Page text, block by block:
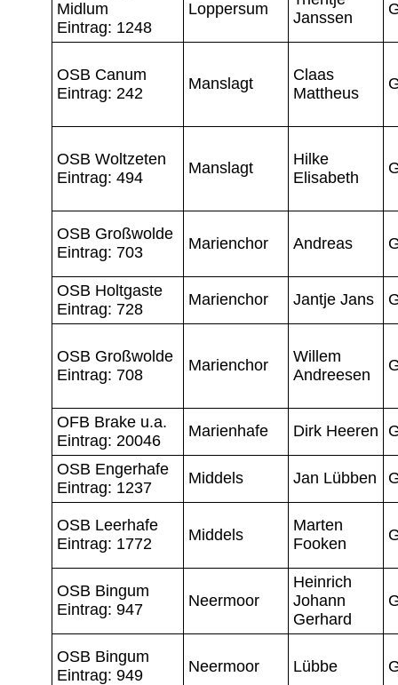
Midlum
Eintrag: 1248
Loppersum
Janssen
OSB Canum
Eintrag: 242
Manslagt
Claas
Mattheus
OSB Woltzeten
Eintrag: 494
Manslagt
Hilke
Elisabeth
OSB Großwolde
Eintrag: 703
Marienchor Andreas
OSB Holtgaste
Eintrag: 728
Marienchor Jantje Jans
OSB Großwolde
Eintrag: 708
Marienchor
Willem
Andreesen
OFB Brake u.a.
Eintrag: 20046
Marienhafe Dirk Heeren
OSB Engerhafe
Eintrag: 1237
Middels Jan Lübben
OSB Leerhafe
Eintrag: 1772
Middels
Marten
Fooken
OSB Bingum
Eintrag: 947
Neermoor
Heinrich
Johann
Gerhard
OSB Bingum
Eintrag: 949
Neermoor Lübbe